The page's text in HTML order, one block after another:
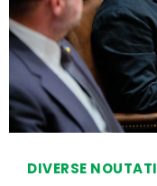
DIVERSE NOUTATI